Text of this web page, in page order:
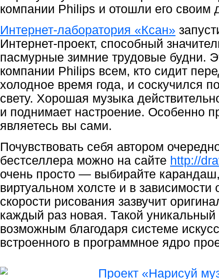
компании Philips и отошли его своим
Интернет-лаборатория «Ксан»
Интернет-проект, способный
пасмурные зимние трудовые будни.
компании Philips всем, кто сидит
холодное время года, и соскучился
свету. Хорошая музыка
и поднимает настроение. Особенно
являетесь вы сами.
Почувствовать себя автором
бестселлера можно на сайте http://
очень просто — выбирайте
виртуальном холсте и в
скорости рисования зазвучит
каждый раз новая. Такой
возможным благодаря системе
встроенного в программное ядро